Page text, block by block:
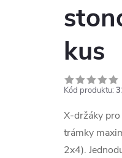
kus
Kód produktu:
X-držáky
trámky
2x4).